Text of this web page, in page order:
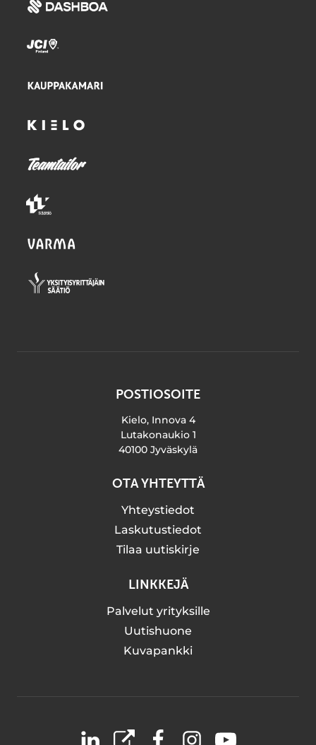
POSTIOSOITE
Kielo, Innova 4
Lutakonaukio 1
40100 Jyväskylä
OTA YHTEYTTÄ
Yhteystiedot
Laskutustiedot
Tilaa uutiskirje
LINKKEJÄ
Palvelut yrityksille
Uutishuone
Kuvapankki
LinkedIn
X FacebookInstagramYouTube